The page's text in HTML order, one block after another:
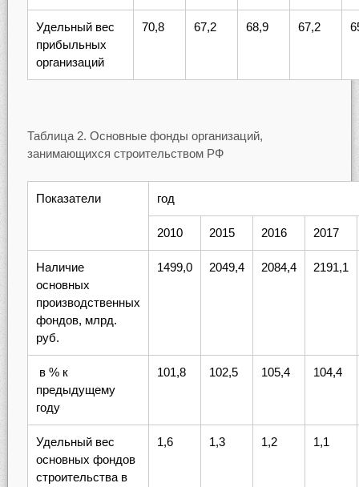
Удельный вес
прибыльных
организаций
70,8 67,2 68,9 67,2
Таблица 2. Основные фонды организаций,
занимающихся строительством РФ
Показатели год
2010 2015 2016 2017
Наличие
основных
производственных
фондов, млрд.
руб.
1499,0 2049,4 2084,4 2191,1
в % к
предыдущему
году
101,8 102,5 105,4 104,4
Удельный вес
основных фондов
строительства в
1,6 1,3 1,2 1,1